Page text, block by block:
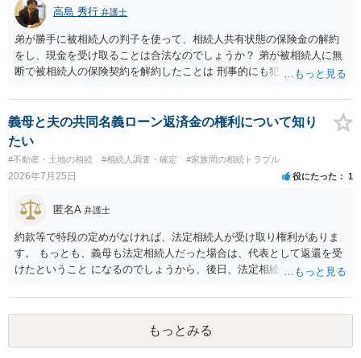
高島 秀行 弁護士
弟が勝手に被相続人の判子を使って、相続人共有状態の保険金の解約
をし、現金を受け取ることは合法なのでしょうか？ 弟が被相続人に無
断で被相続人の保険契約を解約したことは 刑事的にも犯罪となる可能
された書類のコピーを取得して、弁護士に面談で詳しい事情を話して
相談 されたら良いと思います。
義母と夫の共同名義ローン返済金の権利について知り
たい
#不動産・土地の相続 #相続人調査・確定 #家族間の相続トラブル
2026年7月25日 役にたった 1
匿名A 弁護士
約款等で特段の定めがなければ、法定相続人が受け取り権利がありま
す。 もっとも、義母も法定相続人だった場合は、代表として返還を受
けたということ になるのでしょうから、後日、法定相続分に基づいて
もっとみる